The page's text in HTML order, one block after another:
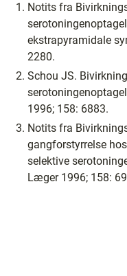
Notits fra
ekstrapyramidale
2280.
Schou JS.
1996; 158: 6883.
Notits fra
gangforstyrrelse
selektive
Læger 1996; 158: